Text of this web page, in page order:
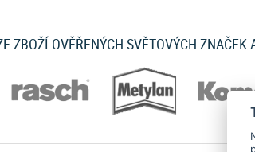
ZBOŽÍ OVĚŘENÝCH SVĚTOVÝCH ZNAČEK